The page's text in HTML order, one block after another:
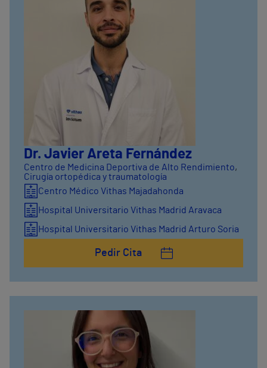
Dr. Javier Areta Fernández
Centro de Medicina Deportiva de Alto Rendimiento,
Cirugía ortopédica y traumatología
Centro Médico Vithas Majadahonda
Hospital Universitario Vithas Madrid Aravaca
Hospital Universitario Vithas Madrid Arturo Soria
Pedir Cita